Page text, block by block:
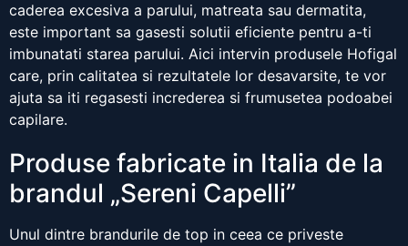
caderea excesiva a parului, matreata sau dermatita,
este important sa gasesti solutii eficiente pentru a-ti
imbunatati starea parului. Aici intervin produsele Hofigal
care, prin calitatea si rezultatele lor desavarsite, te vor
ajuta sa iti regasesti increderea si frumusetea podoabei
capilare.
Produse fabricate in Italia de la
brandul „Sereni Capelli”
Unul dintre brandurile de top in ceea ce priveste